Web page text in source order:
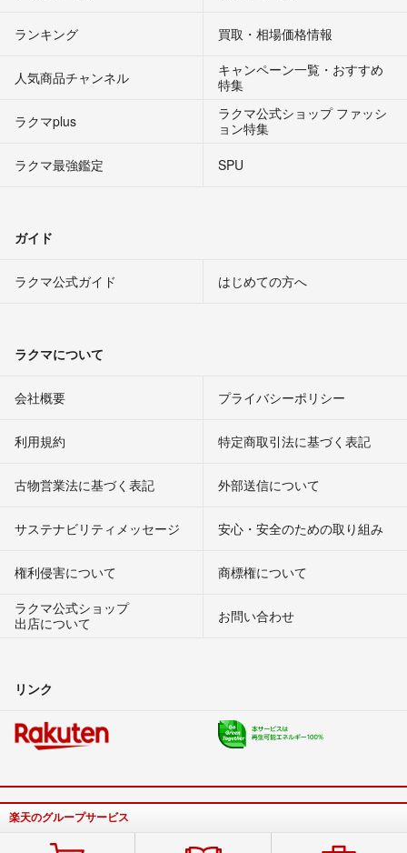
ランキング 買取・相場価格情報
人気商品チャンネル
キャンペーン一覧・おすすめ
特集
ラクマplus
ラクマ公式ショップ ファッシ
ョン特集
ラクマ最強鑑定
SPU
ガイド
ラクマ公式ガイド はじめての方へ
ラクマについて
会社概要 プライバシーポリシー
利用規約 特定商取引法に基づく表記
古物営業法に基づく表記 外部送信について
サステナビリティメッセージ 安心・安全のための取り組み
権利侵害について
商標権について
ラクマ公式ショップ
出店について
お問い合わせ
リンク
楽天のグループサービス